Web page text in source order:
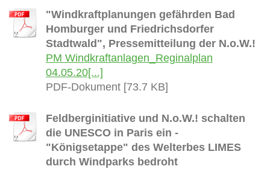
"Windkraftplanungen gefährden Bad
Homburger und Friedrichsdorfer
Stadtwald", Pressemitteilung der N.o.W.!
PM Windkraftanlagen_Reginalplan
04.05.20[...]
PDF-Dokument [73.7 KB]
Feldberginitiative und N.o.W.! schalten
die UNESCO in Paris ein -
"Königsetappe" des Welterbes LIMES
durch Windparks bedroht